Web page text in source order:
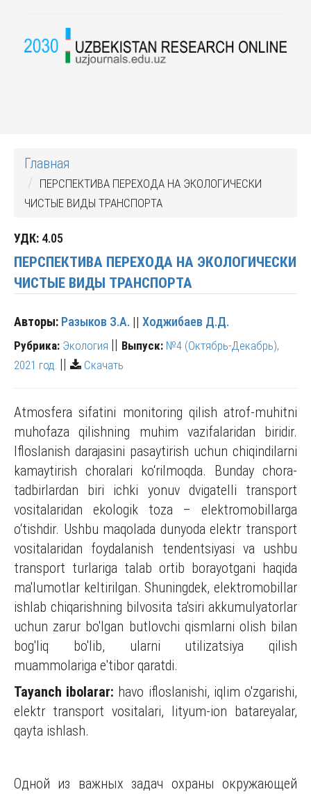
Главная
ПЕРСПЕКТИВА ПЕРЕХОДА НА ЭКОЛОГИЧЕСКИ
ЧИСТЫЕ ВИДЫ ТРАНСПОРТА
УДК: 4.05
ПЕРСПЕКТИВА ПЕРЕХОДА НА ЭКОЛОГИЧЕСКИ
ЧИСТЫЕ ВИДЫ ТРАНСПОРТА
Авторы: Разыков З.А. || Ходжибаев Д.Д.
Рубрика: Экология || Выпуск: №4 (Октябрь-Декабрь),
2021 год. || Скачать
Atmosfera sifatini monitoring qilish atrof-muhitni
muhofaza qilishning muhim vazifalaridan biridir.
Ifloslanish darajasini pasaytirish uchun chiqindilarni
kamaytirish choralari ko‘rilmoqda. Bunday chora-
tadbirlardan biri ichki yonuv dvigatelli transport
vositalaridan ekologik toza – elektromobillarga
o‘tishdir. Ushbu maqolada dunyoda elektr transport
vositalaridan foydalanish tendentsiyasi va ushbu
transport turlariga talab ortib borayotgani haqida
ma'lumotlar keltirilgan. Shuningdek, elektromobillar
ishlab chiqarishning bilvosita ta'siri akkumulyatorlar
uchun zarur bo'lgan butlovchi qismlarni olish bilan
bog'liq bo'lib, ularni utilizatsiya qilish
muammolariga e'tibor qaratdi.
Tayanch ibolarar: havo ifloslanishi, iqlim o'zgarishi,
elektr transport vositalari, lityum-ion batareyalar,
qayta ishlash.
Одной из важных задач охраны окружающей